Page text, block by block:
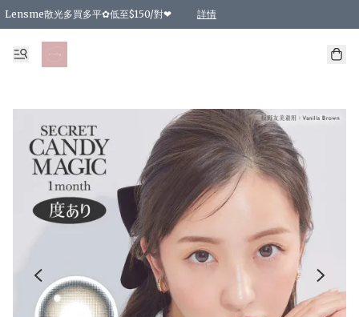
Lensme散光多買多平✿低至$150/對❤ 詳情
台灣Karacon⁩✧日拋 特價清貨❁⃘
日本韓國多款日/月拋現貨☼ 特價❤︎數量有限 售完即止
🇰🇷韓國多款月拋現貨 特價兩對$99✿數量有限 售完即止♫
精選商品，任選買2件或以上9 折；買4件或以上85 折；買6件或以上8 折
精選商品，任選買2件HKD 140.00；買4件HKD 260.00
精選商品，任選買2件HKD 190.00；買4件HKD 360.00
精選商品，任選買2件HKD 110.00；買4件HKD 180.00
精選商品，任選買2件HKD 170.00；買4件HKD 320.00
精選商品，任選買2件或以上減HKD 148.00
精選商品，任選買2件或以上減HKD 148.00
精選商品，任選買2件或以上95 折；買4件或以上9 折；買6件或以上85 折；買8件
精選商品，任選買12件或以上87 折
精選商品，任選買2件或以上減HKD 16.00；買4件或以上減HKD 32.00；買6
精選商品，任選買2件或以上95 折；買4件或以上9 折；買8件或以上85 折；買12
購物滿 HKD 800.00即享免運費優惠！（適用於 特定的送貨方式 )